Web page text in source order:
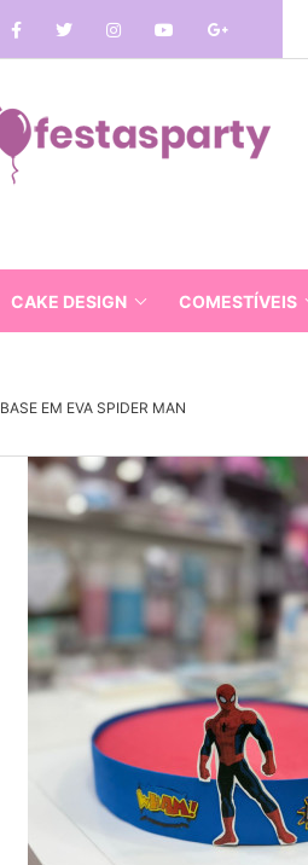
CAKE DESIGN COMESTÍVEIS
BASE EM EVA SPIDER MAN